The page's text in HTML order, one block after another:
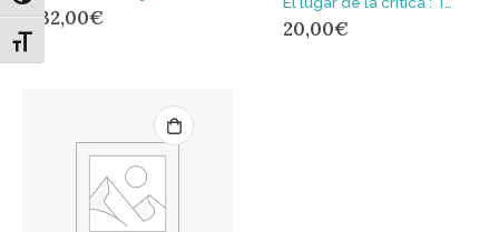
Alternar tamaño de letra
32,00€ 20,00€